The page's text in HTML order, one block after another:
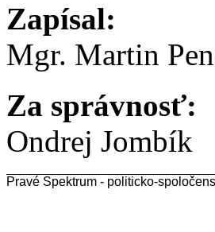
Zapísal:
Mgr. Martin
Za správnosť:
Ondrej Jombík
Pravé Spektrum - politicko-